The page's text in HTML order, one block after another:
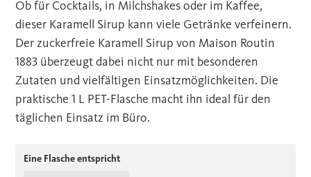
Ob für Cocktails, in Milchshakes oder im Kaffee,
dieser Karamell Sirup kann viele Getränke verfeinern.
Der zuckerfreie Karamell Sirup von Maison Routin
1883 überzeugt dabei nicht nur mit besonderen
Zutaten und vielfältigen Einsatzmöglichkeiten. Die
praktische 1 L PET-Flasche macht ihn ideal für den
täglichen Einsatz im Büro.
Eine Flasche entspricht